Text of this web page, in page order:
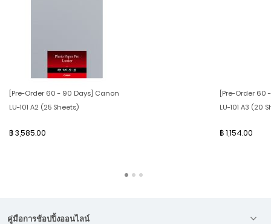
[Pre-Order 60 - 90 Days] Canon
LU-101 A2 (25 Sheets)
฿ 3,585.00
[Pre-Order 60
LU-101 A3 (20
฿ 1,154.00
คู่มือการช้อปปิ้งออนไลน์